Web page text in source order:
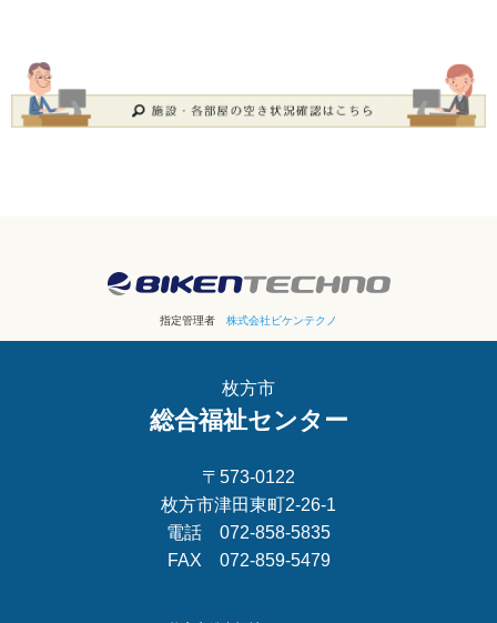
指定管理者 株式会社ビケンテクノ
枚方市
総合福祉センター
〒573-0122
枚方市津田東町2-26-1
電話 072-858-5835
FAX 072-859-5479